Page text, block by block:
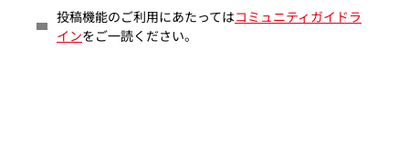
投稿機能のご利用にあたってはコミュニティガイドラ
インをご一読ください。